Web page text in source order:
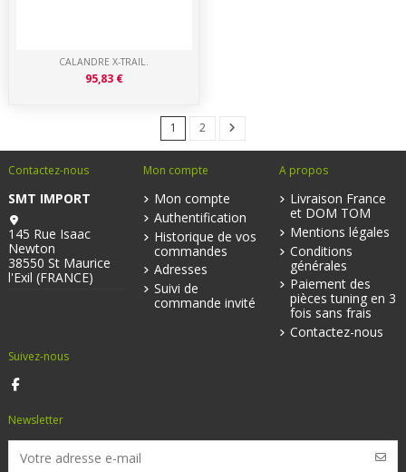
CALANDRE X-TRAIL.
95,83 €
1 2
Contactez-nous
SMT IMPORT
145 Rue Isaac
Newton
38550 St Maurice
l'Exil (FRANCE)
Mon compte
Mon compte
Authentification
Historique de vos
commandes
Adresses
Suivi de
commande invité
A propos
Livraison France
et DOM TOM
Mentions légales
Conditions
générales
Paiement des
pièces tuning en 3
fois sans frais
Contactez-nous
Suivez-nous
Newsletter